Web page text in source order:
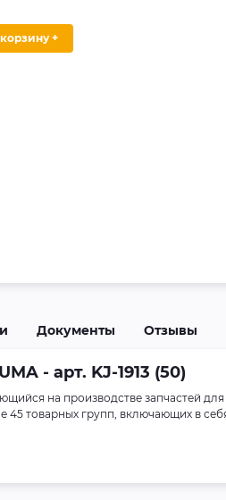
В корзину +
Документы Отзывы
- арт. KJ-1913 (50)
на производстве запчастей
товарных групп, включающих в